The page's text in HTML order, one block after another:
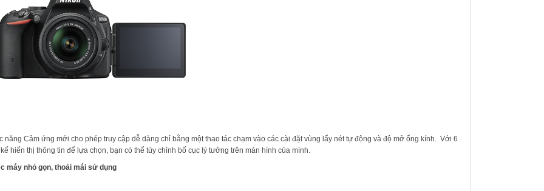
năng Cảm ứng mới cho phép truy cập dễ dàng chỉ bằng một thao tác chạm vào các cài đặt vùng lấy nét tự động và độ mở ống kính. Với 6
hiển thị thông tin để lựa chọn, bạn có thể tùy chỉnh bố cục lý tưởng trên màn hình của mình.
máy nhỏ gọn, thoải mái sử dụng